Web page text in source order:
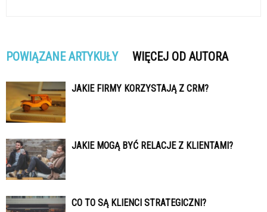
POWIĄZANE ARTYKUŁY WIĘCEJ OD AUTORA
JAKIE FIRMY KORZYSTAJĄ Z CRM?
JAKIE MOGĄ BYĆ RELACJE Z KLIENTAMI?
CO TO SĄ KLIENCI STRATEGICZNI?